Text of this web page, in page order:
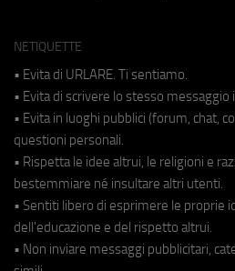
NETIQUETTE
• Evita di URLARE. Ti sentiamo.
• Evita di scrivere lo stesso messaggio
• Evita in luoghi pubblici (forum, chat,
questioni personali.
• Rispetta le idee altrui, le religioni e
bestemmiare né insultare altri utenti.
• Sentiti libero di esprimere le proprie
dell'educazione e del rispetto altrui.
• Non inviare messaggi pubblicitari,